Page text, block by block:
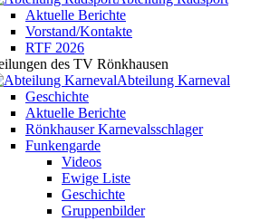
Aktuelle Berichte
Vorstand/Kontakte
RTF 2026
des TV Rönkhausen
Abteilung Karneval
Geschichte
Aktuelle Berichte
Rönkhauser Karnevalsschlager
Funkengarde
Videos
Ewige Liste
Geschichte
Gruppenbilder